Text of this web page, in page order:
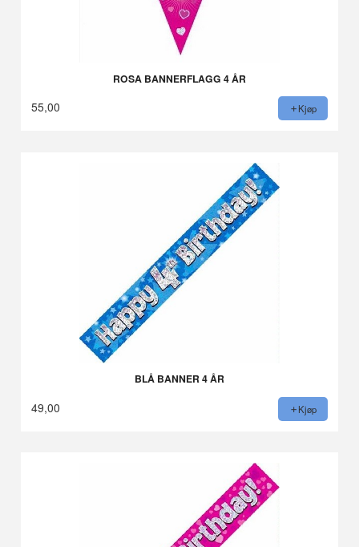
ROSA BANNERFLAGG 4 ÅR
55,00 Kjøp
BLÅ BANNER 4 ÅR
49,00 Kjøp